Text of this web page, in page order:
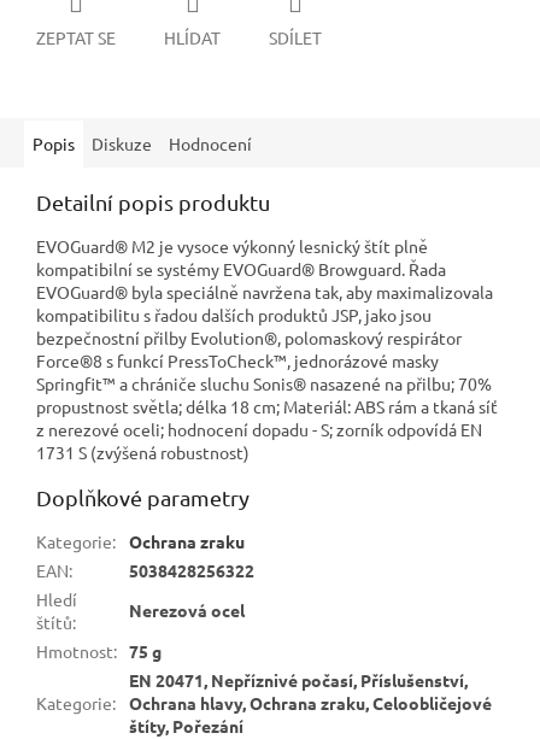
ZEPTAT SE HLÍDAT SDÍLET
Popis Diskuze Hodnocení
Detailní popis produktu
EVOGuard® M2 je vysoce výkonný lesnický štít plně
kompatibilní se systémy EVOGuard® Browguard. Řada
EVOGuard® byla speciálně navržena tak, aby maximalizovala
kompatibilitu s řadou dalších produktů JSP, jako jsou
bezpečnostní přilby Evolution®, polomaskový respirátor
Force®8 s funkcí PressToCheck™, jednorázové masky
Springfit™ a chrániče sluchu Sonis® nasazené na přilbu; 70%
propustnost světla; délka 18 cm; Materiál: ABS rám a tkaná síť
z nerezové oceli; hodnocení dopadu - S; zorník odpovídá EN
1731 S (zvýšená robustnost)
Doplňkové parametry
Kategorie:
Ochrana zraku
EAN:
5038428256322
Hledí
štítů:
Nerezová ocel
Hmotnost: 75 g
Kategorie:
EN 20471, Nepříznivé počasí, Příslušenství,
Ochrana hlavy, Ochrana zraku, Celoobličejové
štíty, Pořezání